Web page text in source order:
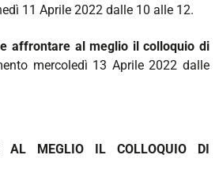
11 Aprile 2022 dalle 10 alle 12.
affrontare al meglio il colloquio di
mercoledì 13 Aprile 2022 dalle
AL MEGLIO IL COLLOQUIO DI